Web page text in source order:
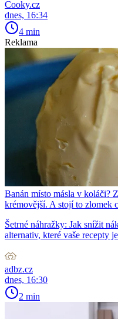
Cooky.cz
dnes, 16:34
4 min
Reklama
Banán místo másla v koláči?
krémovější. A stojí to zlomek
Šetrné náhražky: Jak snížit
alternativ, které vaše recepty
adbz.cz
dnes, 16:30
2 min